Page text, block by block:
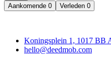
Aankomende 0 Verleden 0
Koningsplein 1, 1017 BB
hello@deedmob.com